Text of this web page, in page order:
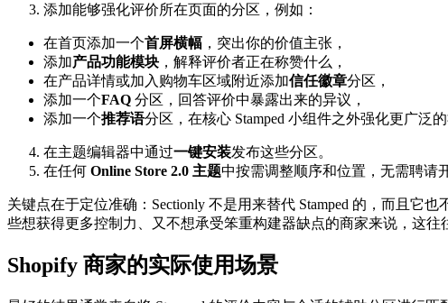
添加能够强化评价所在页面的分区，例如：
在首页添加一个首屏横幅 ，突出你的价值主张，
添加产品功能模块 ，解释评价者正在称赞什么，
在产品详情或加入购物车区域附近添加信任徽章分区，
添加一个FAQ 分区，回答评价中暴露出来的异议，
添加一个推荐语分区，在核心 Stamped 小组件之外强化更广泛的
在主题编辑器中通过一键安装发布这些分区。
在任何 Online Store 2.0 主题中按需调整顺序和位置，无需聘请
关键点在于定位准确：Sectionly 不是用来替代 Stamped 的，而且它
些想获得更多控制力、又不想承受笨重构建器缺点的商家来说，这往
Shopify 商家的实际使用场景